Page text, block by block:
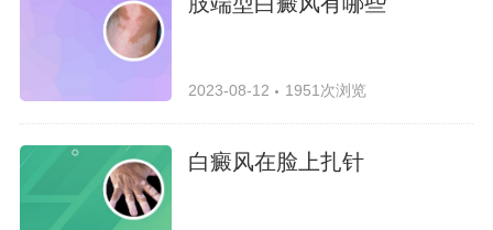
2023-08-12 1951次浏览
白癜风在脸上扎针